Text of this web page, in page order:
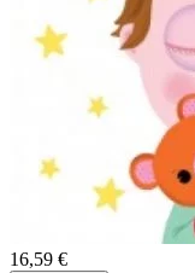
16,59 €